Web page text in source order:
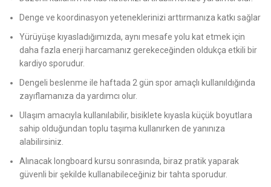
Denge ve koordinasyon yeteneklerinizi arttırmanıza katkı sağlar
Yürüyüşe kıyasladığımızda, aynı mesafe yolu kat etmek için
daha fazla enerji harcamanız gerekeceğinden oldukça etkili bir
kardiyo sporudur.
Dengeli beslenme ile haftada 2 gün spor amaçlı kullanıldığında
zayıflamanıza da yardımcı olur.
Ulaşım amacıyla kullanılabilir, bisiklete kıyasla küçük boyutlara
sahip olduğundan toplu taşıma kullanırken de yanınıza
alabilirsiniz.
Alınacak longboard kursu sonrasında, biraz pratik yaparak
güvenli bir şekilde kullanabileceğiniz bir tahta sporudur.